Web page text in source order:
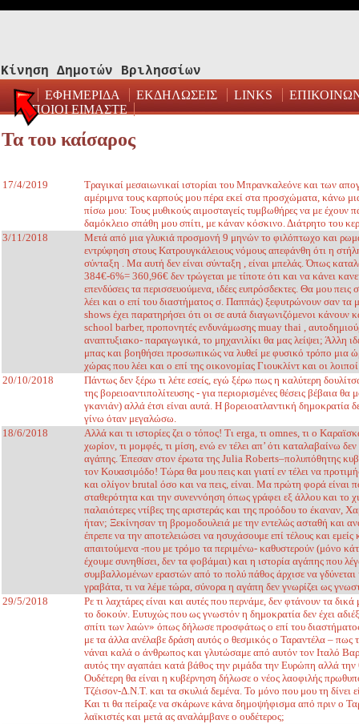
Κίνηση Δημοτών Βριλησσίων
ΕΦΗΜΕΡΙΔΑ ΕΚΔΗΛΩΣΕΙΣ LINKS
ΠΟΙΟΙ ΕΙΜΑΣΤΕ
Τα του καίσαρος
17/4/2019
Τραγικαί μεσαιωνικαί ιστορίαι του Μπρανκαλεόνε και των
αμέριμνα τους καρπούς μου πέρα εκεί στα προσχώματα, κάνω
πίσω μου: Τους μυθικούς αιμοσταγείς τυμβωθήρες να με έχουν
δαμόκλειο σπάθη μου σπίτι, με κάναν κόσκινο. Διάτρητο του
3/11/2018
Μετά από μια γλυκιά προσμονή 9 μηνών το φιλόπτωχο και
εντρύφηση στους Κατρουγκάλειους νόμους απεφάνθη ότι η
σύνταξη . Μα αυτή δεν είναι σύνταξη , είναι μπελάς. Όπως
384€-6%= 360,96€ δεν τρώγεται με τίποτε ότι και να κάνει
επενδύσεις τα περισσευούμενα, ιδέες ευπρόσδεκτες. Θα μου
λέει και ο επί του διαστήματος σ. Παππάς) ξεφυτρώνουν σαν
shows έχει παρατηρήσει ότι οι σε αυτά διαγωνιζόμενοι
school barber, προπονητές ενδυνάμωσης muay thai ,
αναπτυξιακο- παραγωγικά, το μηχανιλίκι θα μας λείψει; Άλλη
μπας και βοηθήσει προσωπικώς να λυθεί με φυσικό τρόπο μια
χώρας που λέει και ο επί της οικονομίας Γιουκλίντ και οι
20/10/2018
Πάντως δεν ξέρω τι λέτε εσείς, εγώ ξέρω πως η καλύτερη
της βορειοαντιπολίτευσης - για περιορισμένες θέσεις βέβαια θα
γκανιάν) αλλά έτσι είναι αυτά. Η βορειοατλαντική δημοκρατία
γίνω όταν μεγαλώσω.
18/6/2018
Αλλά και τι ιστορίες ζει ο τόπος! Τι erga, τι omnes, τι ο
χωρίον, τι μομφές, τι μίση, ενώ εν τέλει απ’ ότι καταλαβαίνω
αγάπης. Έπεσαν στον έρωτα της Julia Roberts–πολυπόθητης
τον Κουασιμόδο! Τώρα θα μου πεις και γιατί εν τέλει να
και ολίγον brutal όσο και να πεις, είναι. Μα πρώτη φορά είναι
σταθερότητα και την συνεννόηση όπως γράφει εξ άλλου και το
παλαιότερες ντίβες της αριστεράς και της προόδου το έκαναν,
ήταν; Ξεκίνησαν τη βρομοδουλειά με την εντελώς ασταθή και
έπρεπε να την αποτελειώσει να ησυχάσουμε επί τέλους και
απαιτούμενα -που με τρόμο τα περιμένω- καθυστερούν (μόνο
έχουμε συνηθίσει, δεν τα φοβάμαι) και η ιστορία αγάπης που
συμβαλλομένων εραστών από το πολύ πάθος άρχισε να γδύνεται
γραβάτα, τι να λέμε τώρα, σύνορα η αγάπη δεν γνωρίζει ως
29/5/2018
Ρε τι λαχτάρες είναι και αυτές που περνάμε, δεν φτάνουν τα
το δοκούν. Ευτυχώς που ως γνωστόν η δημοκρατία δεν έχει
σπίτι των λαών» όπως δήλωσε προσφάτως ο επί του
με τα άλλα ανέλαβε δράση αυτός ο θεσμικός ο Ταραντέλα – πως
νάναι καλά ο άνθρωπος και γλυτώσαμε από αυτόν τον Ιταλό
αυτός την αγαπάει κατά βάθος την ριμάδα την Ευρώπη αλλά την
Ουδέτερη θα είναι η κυβέρνηση δήλωσε ο νέος λαοφιλής
Τζέισον-Δ.Ν.Τ. και τα σκυλιά δεμένα. Το μόνο που μου τη δίνει
Και τι θα πείραζε να σκάρωνε κάνα δημοψήφισμα από πριν ο
λαϊκιστές και μετά ας αναλάμβανε ο ουδέτερος;